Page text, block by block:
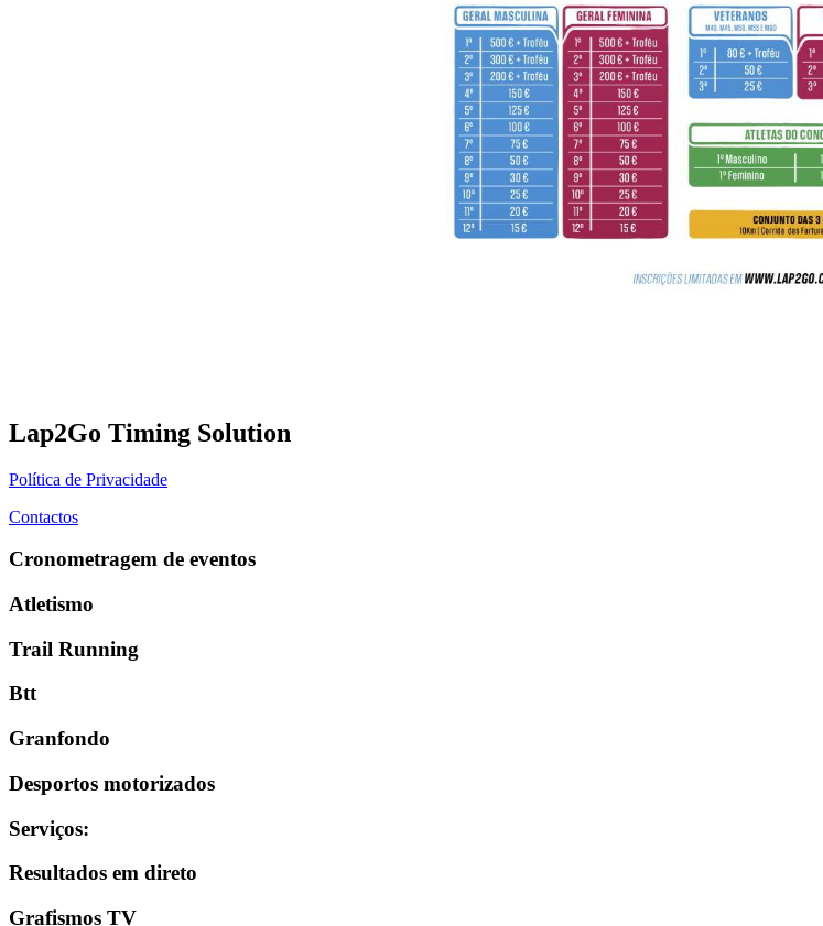
Lap2Go Timing Solution
Política de Privacidade
Contactos
Cronometragem de eventos
Atletismo
Trail Running
Btt
Granfondo
Desportos motorizados
Serviços:
Resultados em direto
Grafismos TV